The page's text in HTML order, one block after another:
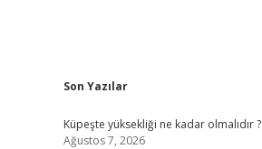
Sidebar
Son Yazılar
Küpeşte yüksekliği ne kadar olmalıdır ?
Ağustos 7, 2026